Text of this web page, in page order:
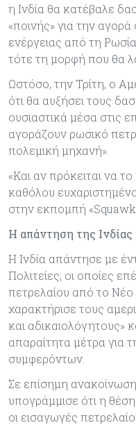
η Ινδία θα κατέβαλε
«ποινής» για την
ενέργειας από τη
τότε τη μορφή που θα
Ωστόσο, την Τρίτη, ο
ότι θα αυξήσει τους
ουσιαστικά μέσα στις
αγοράζουν ρωσικό
πολεμική μηχανή».
«Και αν πρόκειται να
καθόλου
στην εκπομπή «Squawk
Η απάντηση της Ινδίας
Η Ινδία απάντησε με
Πολιτείες, οι οποίες
πετρελαίου από το Νέο
χαρακτήρισε τους
και αδικαιολόγητους»
απαραίτητα μέτρα για
συμφερόντων.
Σε επίσημη
υπογράμμισε ότι η
οι εισαγωγές